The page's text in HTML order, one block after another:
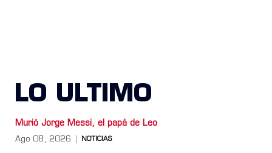
LO ULTIMO
Murió Jorge Messi, el papá de Leo
Ago 08, 2026 NOTICIAS